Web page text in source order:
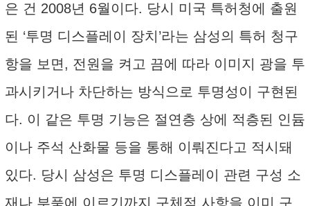
은 건 2008년 6월이다. 당시 미국 특허청에 출원
된 ‘투명 디스플레이 장치’라는 삼성의 특허 청구
항을 보면, 전원을 켜고 끔에 따라 이미지 광을 투
과시키거나 차단하는 방식으로 투명성이 구현된
다. 이 같은 투명 기능은 절연층 상에 적층된 인듐
이나 주석 산화물 등을 통해 이뤄진다고 적시돼
있다. 당시 삼성은 투명 디스플레이 관련 구성 소
재나 부품에 이르기까지 구체적 사항을 이미 구